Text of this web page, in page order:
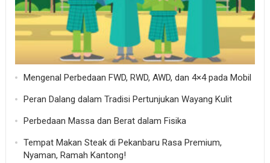
Mengenal Perbedaan FWD, RWD, AWD, dan 4×4 pada Mobil
Peran Dalang dalam Tradisi Pertunjukan Wayang Kulit
Perbedaan Massa dan Berat dalam Fisika
Tempat Makan Steak di Pekanbaru Rasa Premium,
Nyaman, Ramah Kantong!